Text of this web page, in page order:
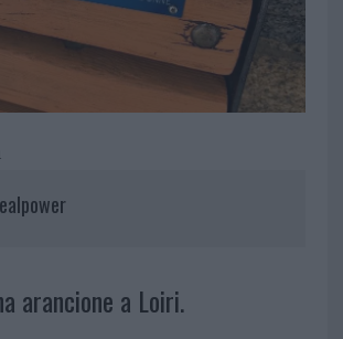
arancione a Loiri.